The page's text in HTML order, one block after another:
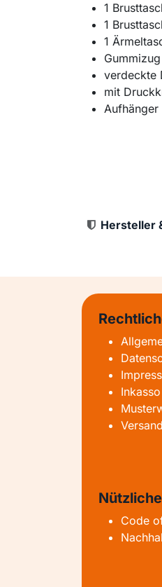
1
1
1
verdeckte
mit
Hersteller
Inkasso
Code